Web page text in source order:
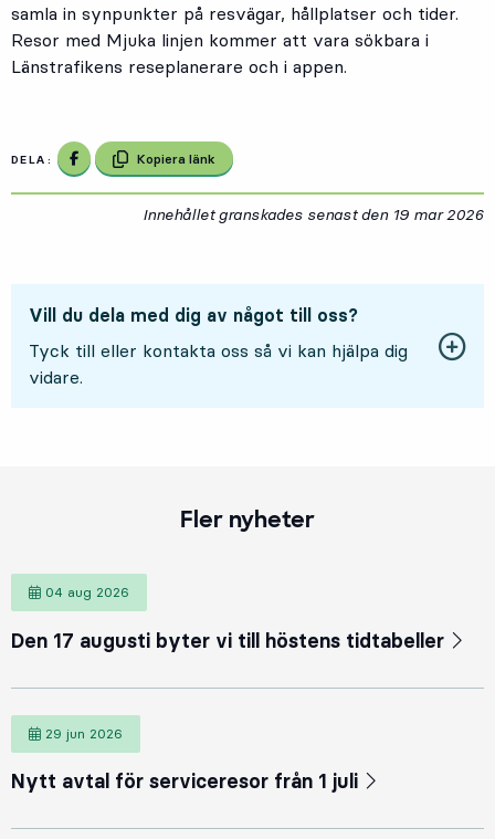
samla in synpunkter på resvägar, hållplatser och tider.
Resor med Mjuka linjen kommer att vara sökbara i
Länstrafikens reseplanerare och i appen.
DELA: Dela på Facebook
Kopiera länk
Innehållet granskades senast den 19 mar 2026
Vill du dela med dig av något till oss?
Tyck till eller kontakta oss så vi kan hjälpa dig
vidare.
Fler nyheter
04 aug 2026
Den 17 augusti byter vi till höstens tidtabeller
29 jun 2026
Nytt avtal för serviceresor från 1 juli